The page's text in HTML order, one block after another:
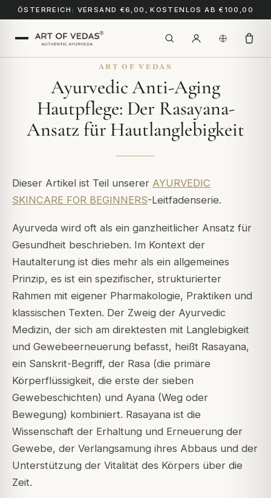
ÖSTERREICH: VERSAND €6,00, KOSTENLOS AB €100,00
ART OF VEDAS
Ayurvedic Anti-Aging
Hautpflege: Der Rasayana-
Ansatz für Hautlanglebigkeit
Dieser Artikel ist Teil unserer AYURVEDIC
SKINCARE FOR BEGINNERS-Leitfadenserie.
Ayurveda wird oft als ein ganzheitlicher Ansatz für
Gesundheit beschrieben. Im Kontext der
Hautalterung ist dies mehr als ein allgemeines
Prinzip, es ist ein spezifischer, strukturierter
Rahmen mit eigener Pharmakologie, Praktiken und
klassischen Texten. Der Zweig der Ayurvedic
Medizin, der sich am direktesten mit Langlebigkeit
und Gewebeerneuerung befasst, heißt Rasayana,
ein Sanskrit-Begriff, der Rasa (die primäre
Körperflüssigkeit, die erste der sieben
Gewebeschichten) und Ayana (Weg oder
Bewegung) kombiniert. Rasayana ist die
Wissenschaft der Erhaltung und Erneuerung der
Gewebe, der Verlangsamung ihres Abbaus und der
Unterstützung der Vitalität des Körpers über die
Zeit.